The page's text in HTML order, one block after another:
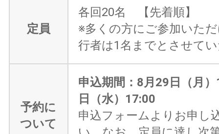
定員
各回20名 【先着順】
※多くの方にご参加いた
行者は1名までとさせて
予約に
ついて
申込期間：8月29日（月
日（水）17:00
申込フォームよりお申し